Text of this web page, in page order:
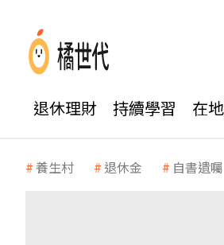
退休理財 持續學習 在
養生村 退休金 自書遺囑